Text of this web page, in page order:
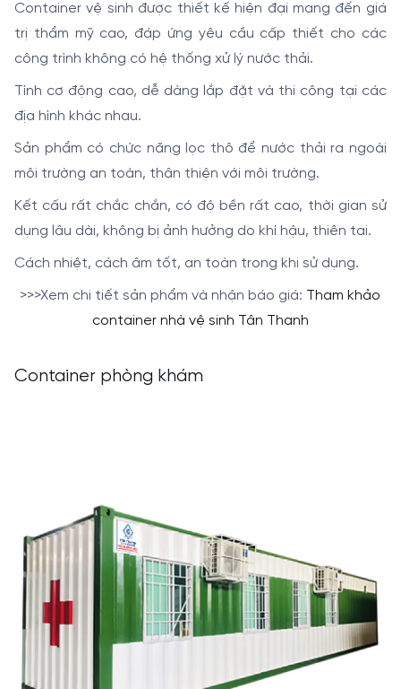
Container vệ sinh được thiết kế hiện đại mang đến giá
trị thẩm mỹ cao, đáp ứng yêu cầu cấp thiết cho các
công trình không có hệ thống xử lý nước thải.
Tính cơ động cao, dễ dàng lắp đặt và thi công tại các
địa hình khác nhau.
Sản phẩm có chức năng lọc thô để nước thải ra ngoài
môi trường an toàn, thân thiện với môi trường.
Kết cấu rất chắc chắn, có độ bền rất cao, thời gian sử
dụng lâu dài, không bị ảnh hưởng do khí hậu, thiên tai.
Cách nhiệt, cách âm tốt, an toàn trong khi sử dụng.
>>>Xem chi tiết sản phẩm và nhận báo giá: Tham khảo
container nhà vệ sinh Tân Thanh
Container phòng khám